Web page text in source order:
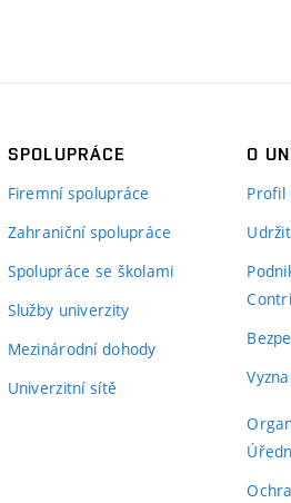
SPOLUPRÁCE
Firemní spolupráce
Zahraniční spolupráce
Spolupráce se školami
Služby univerzity
Mezinárodní dohody
Univerzitní sítě
O
Profil